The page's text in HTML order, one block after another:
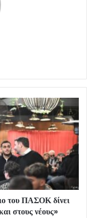
του ΠΑΣΟΚ δίνει
στους νέους»